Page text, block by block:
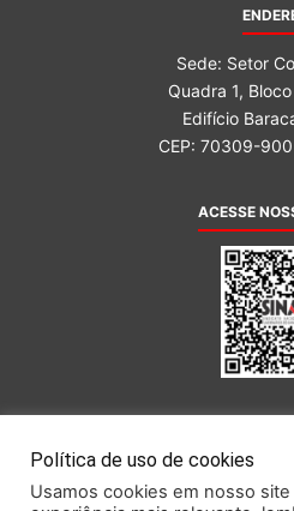
Sede: Setor
Quadra 1,
Edifício
CEP: 70309-
ACESSE
Política de uso de cookies
Usamos cookies em nosso